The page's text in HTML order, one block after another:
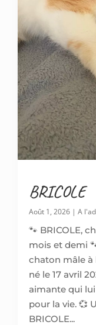
BRICOLE
Août 1, 2026 | A
🐾 BRICOLE,
mois et demi
chaton mâle à
né le 17 avril
aimante qui
pour la vie. 💞
BRICOLE...